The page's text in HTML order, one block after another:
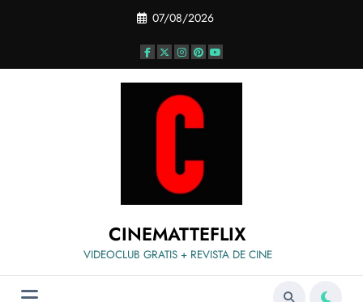
07/08/2026
CINEMATTEFLIX
VIDEOCLUB GRATIS + REVISTA DE CINE